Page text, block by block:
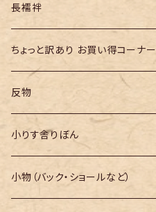
長襦袢
ちょっと訳あり お買い得コーナー
反物
小りす舎りぼん
小物（バック・ショールなど）